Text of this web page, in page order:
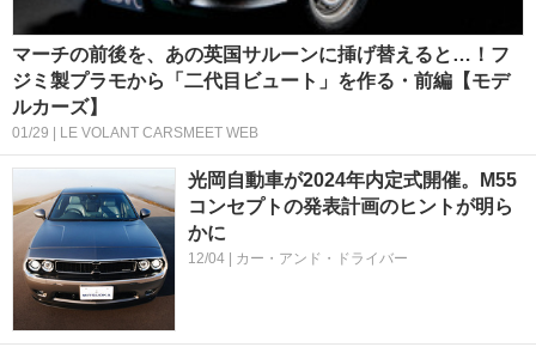
マーチの前後を、あの英国サルーンに挿げ替えると…！フ
ジミ製プラモから「二代目ビュート」を作る・前編【モデ
ルカーズ】
01/29 | LE VOLANT CARSMEET WEB
光岡自動車が2024年内定式開催。M55
コンセプトの発表計画のヒントが明ら
かに
12/04 | カー・アンド・ドライバー